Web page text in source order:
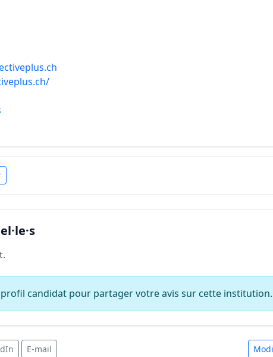
candidat pour partager votre avis sur cette institution.
E-mail